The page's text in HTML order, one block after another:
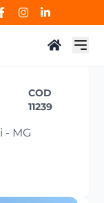
COD
11239
- MG